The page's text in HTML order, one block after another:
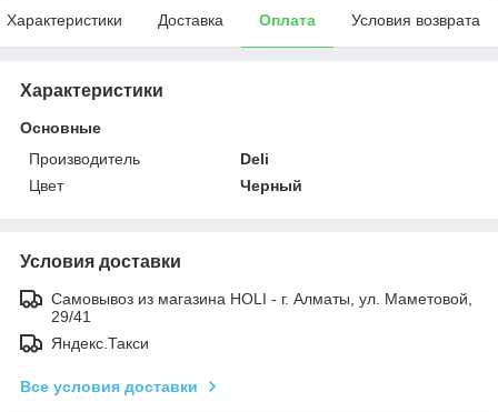
Характеристики Доставка Оплата Условия возврата
Характеристики
Основные
Производитель
Deli
Цвет
Черный
Условия доставки
Самовывоз из магазина HOLI - г. Алматы, ул. Маметовой,
29/41
Яндекс.Такси
Все условия доставки